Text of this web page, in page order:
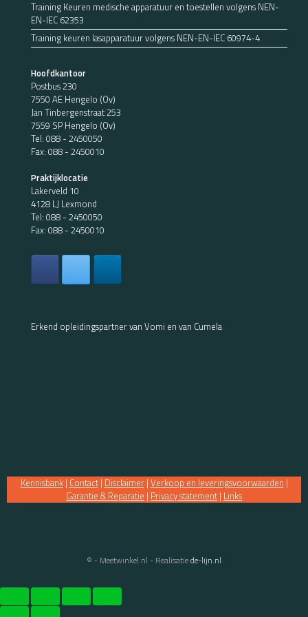
Training Keuren medische apparatuur en toestellen volgens NEN-
EN-IEC 62353
Training keuren lasapparatuur volgens NEN-EN-IEC 60974-4
Hoofdkantoor
Postbus 230
7550 AE Hengelo (Ov)
Jan Tinbergenstraat 253
7559 SP Hengelo (Ov)
Tel: 088 - 2450050
Fax: 088 - 2450010
Praktijklocatie
Lakerveld 10
4128 LJ Lexmond
Tel: 088 - 2450050
Fax: 088 - 2450010
Erkend opleidingspartner van Vomi en van Cumela
Kennisbank| Contact| Disclaimer| Verkoop en leveringsvoorwaarden |
Garantie & Reparatie | Privacy statement | Links
© - Meetwinkel.nl - Realisatiede-lijn.nl